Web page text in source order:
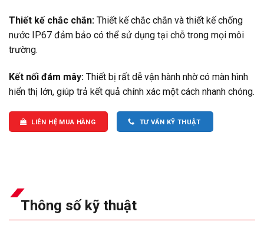
Thiết kế chắc chắn: Thiết kế chắc chắn và thiết kế chống
nước IP67 đảm bảo có thể sử dụng tại chỗ trong mọi môi
trường.
Kết nối đám mây: Thiết bị rất dễ vận hành nhờ có màn hình
hiển thị lớn, giúp trả kết quả chính xác một cách nhanh chóng.
LIÊN HỆ MUA HÀNG TƯ VẤN KỸ THUẬT
Thông số kỹ thuật